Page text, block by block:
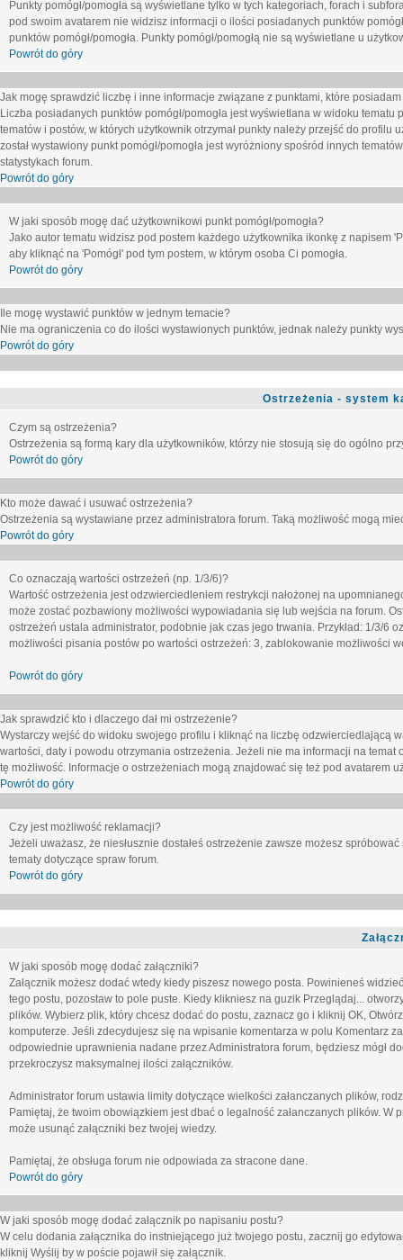
Punkty pomógł/pomogła są wyświetlane tylko w tych kategoriach, forach i
pod swoim avatarem nie widzisz informacji o ilości posiadanych punktów
punktów pomógł/pomogła. Punkty pomógł/pomogłą nie są wyświetlane u
Powrót do góry
Jak mogę sprawdzić liczbę i inne informacje związane z punktami, które
Liczba posiadanych punktów pomógł/pomogła jest wyświetlana w widoku
tematów i postów, w których użytkownik otrzymał punkty należy przejść do
został wystawiony punkt pomógł/pomogła jest wyróżniony spośród innych
statystykach forum.
Powrót do góry
W jaki sposób mogę dać użytkownikowi punkt pomógł/pomogła?
Jako autor tematu widzisz pod postem każdego użytkownika ikonkę z napisem
aby kliknąć na 'Pomógł' pod tym postem, w którym osoba Ci pomogła.
Powrót do góry
Ile mogę wystawić punktów w jednym temacie?
Nie ma ograniczenia co do ilości wystawionych punktów, jednak należy punkty
Powrót do góry
Ostrzeżenia - system
Czym są ostrzeżenia?
Ostrzeżenia są formą kary dla użytkowników, którzy nie stosują się do ogólno
Powrót do góry
Kto może dawać i usuwać ostrzeżenia?
Ostrzeżenia są wystawiane przez administratora forum. Taką możliwość mogą
Powrót do góry
Co oznaczają wartości ostrzeżeń (np. 1/3/6)?
Wartość ostrzeżenia jest odzwierciedleniem restrykcji nałożonej na
może zostać pozbawiony możliwości wypowiadania się lub wejścia na forum.
ostrzeżeń ustala administrator, podobnie jak czas jego trwania. Przykład: 1/3/6
możliwości pisania postów po wartości ostrzeżeń: 3, zablokowanie możliwości
Powrót do góry
Jak sprawdzić kto i dlaczego dał mi ostrzeżenie?
Wystarczy wejść do widoku swojego profilu i kliknąć na liczbę odzwierciedlającą
wartości, daty i powodu otrzymania ostrzeżenia. Jeżeli nie ma informacji na temat
tę możliwość. Informacje o ostrzeżeniach mogą znajdować się też pod avatarem
Powrót do góry
Czy jest możliwość reklamacji?
Jeżeli uważasz, że niesłusznie dostałeś ostrzeżenie zawsze możesz
tematy dotyczące spraw forum.
Powrót do góry
W jaki sposób mogę dodać załączniki?
Załącznik możesz dodać wtedy kiedy piszesz nowego posta. Powinieneś
tego postu, pozostaw to pole puste. Kiedy klikniesz na guzik Przeglądaj...
plików. Wybierz plik, który chcesz dodać do postu, zaznacz go i kliknij OK,
komputerze. Jeśli zdecydujesz się na wpisanie komentarza w polu Komentarz
odpowiednie uprawnienia nadane przez Administratora forum, będziesz mógł
przekroczysz maksymalnej ilości załączników.
Administrator forum ustawia limity dotyczące wielkości załanczanych plików,
Pamiętaj, że twoim obowiązkiem jest dbać o legalność załanczanych plików.
może usunąć załączniki bez twojej wiedzy.
Pamiętaj, że obsługa forum nie odpowiada za stracone dane.
Powrót do góry
W jaki sposób mogę dodać załącznik po napisaniu postu?
W celu dodania załącznika do instniejącego już twojego postu, zacznij go
kliknij Wyślij by w poście pojawił się załącznik.